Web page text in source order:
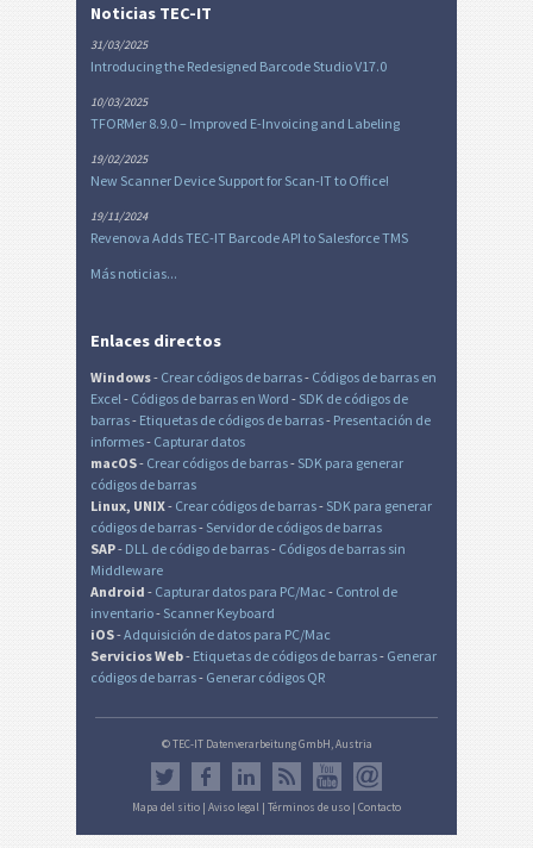
Noticias TEC-IT
31/03/2025
Introducing the Redesigned Barcode Studio V17.0
10/03/2025
TFORMer 8.9.0 – Improved E-Invoicing and Labeling
19/02/2025
New Scanner Device Support for Scan-IT to Office!
19/11/2024
Revenova Adds TEC-IT Barcode API to Salesforce TMS
Más noticias...
Enlaces directos
Windows- Crear códigos de barras- Códigos de barras en
Excel - Códigos de barras en Word - SDK de códigos de
barras- Etiquetas de códigos de barras- Presentación de
informes- Capturar datos
macOS- Crear códigos de barras- SDK para generar
códigos de barras
Linux, UNIX- Crear códigos de barras- SDK para generar
códigos de barras- Servidor de códigos de barras
SAP- DLL de código de barras- Códigos de barras sin
Middleware
Android - Capturar datos para PC/Mac - Control de
inventario- Scanner Keyboard
iOS-Adquisición de datos para PC/Mac
Servicios Web- Etiquetas de códigos de barras- Generar
códigos de barras- Generar códigos QR
© TEC-IT Datenverarbeitung GmbH, Austria
Mapa del sitio | Aviso legal | Términos de uso | Contacto